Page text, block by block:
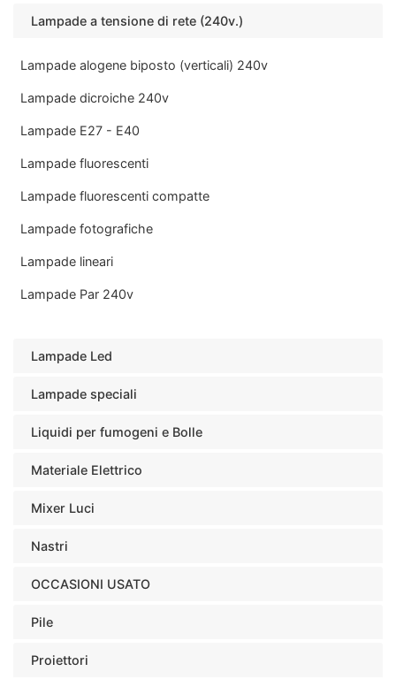
Lampade a tensione di rete (240v.)
Lampade alogene biposto (verticali) 240v
Lampade dicroiche 240v
Lampade E27 - E40
Lampade fluorescenti
Lampade fluorescenti compatte
Lampade fotografiche
Lampade lineari
Lampade Par 240v
Lampade Led
Lampade speciali
Liquidi per fumogeni e Bolle
Materiale Elettrico
Mixer Luci
Nastri
OCCASIONI USATO
Pile
Proiettori